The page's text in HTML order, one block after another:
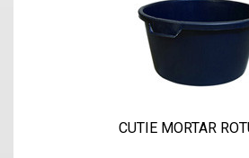
CUTIE MORTAR